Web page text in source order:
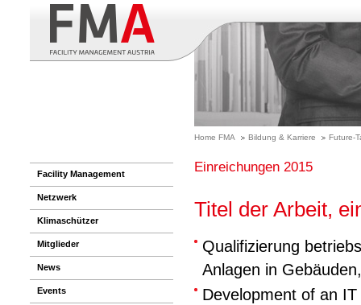
Home FMA Bildung & Karriere Future-
Facility Management
Netzwerk
Klimaschützer
Mitglieder
News
Events
Einreichungen 2015
Titel der Arbeit,
Qualifizierung
Anlagen in
Development of an